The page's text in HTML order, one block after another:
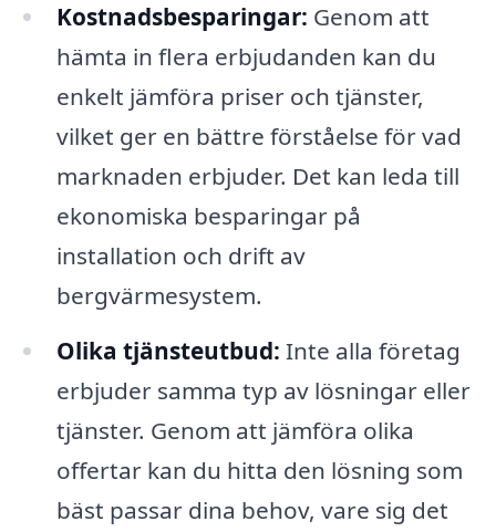
Kostnadsbesparingar: Genom att
hämta in flera erbjudanden kan du
enkelt jämföra priser och tjänster,
vilket ger en bättre förståelse för vad
marknaden erbjuder. Det kan leda till
ekonomiska besparingar på
installation och drift av
bergvärmesystem.
Olika tjänsteutbud: Inte alla företag
erbjuder samma typ av lösningar eller
tjänster. Genom att jämföra olika
offertar kan du hitta den lösning som
bäst passar dina behov, vare sig det